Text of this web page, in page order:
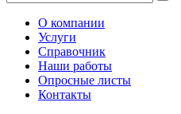
О компании
Услуги
Справочник
Наши работы
Опросные листы
Контакты